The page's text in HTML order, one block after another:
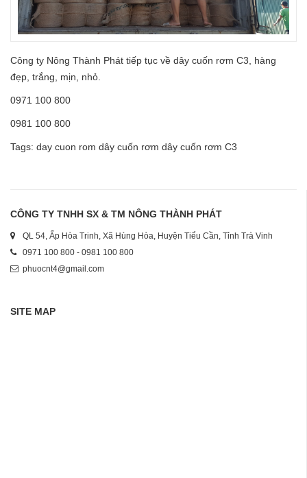
Công ty Nông Thành Phát tiếp tục về dây cuốn rơm C3, hàng
đẹp, trắng, mịn, nhỏ.
0971 100 800
0981 100 800
Tags: day cuon rom dây cuốn rơm dây cuốn rơm C3
CÔNG TY TNHH SX & TM NÔNG THÀNH PHÁT
QL 54, Ấp Hòa Trinh, Xã Hùng Hòa, Huyện Tiểu Cần, Tỉnh Trà Vinh
0971 100 800 - 0981 100 800
phuocnt4@gmail.com
SITE MAP